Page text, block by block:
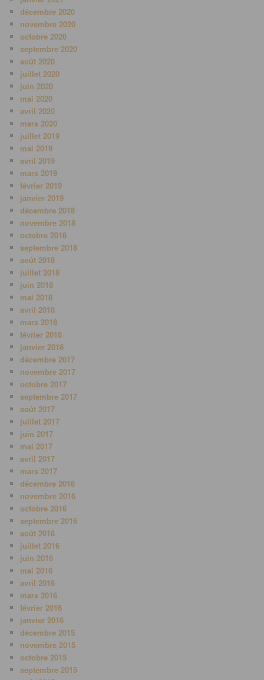
décembre 2020
novembre 2020
octobre 2020
septembre 2020
août 2020
juillet 2020
juin 2020
mai 2020
avril 2020
mars 2020
juillet 2019
mai 2019
avril 2019
mars 2019
février 2019
janvier 2019
décembre 2018
novembre 2018
octobre 2018
septembre 2018
août 2018
juillet 2018
juin 2018
mai 2018
avril 2018
mars 2018
février 2018
janvier 2018
décembre 2017
novembre 2017
octobre 2017
septembre 2017
août 2017
juillet 2017
juin 2017
mai 2017
avril 2017
mars 2017
décembre 2016
novembre 2016
octobre 2016
septembre 2016
août 2016
juillet 2016
juin 2016
mai 2016
avril 2016
mars 2016
février 2016
janvier 2016
décembre 2015
novembre 2015
octobre 2015
septembre 2015